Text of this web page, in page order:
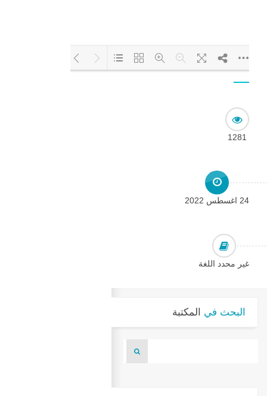
1281
24 اغسطس 2022
غير محدد اللغة
البحث في المكتبة